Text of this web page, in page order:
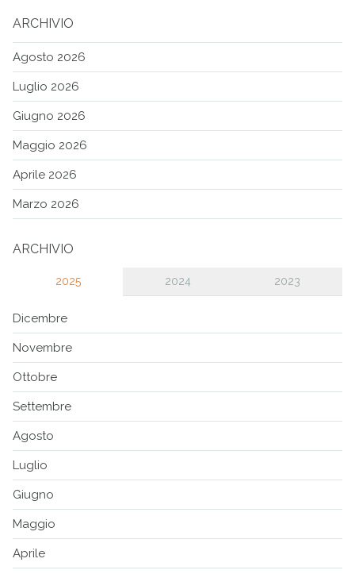
ARCHIVIO
Agosto 2026
Luglio 2026
Giugno 2026
Maggio 2026
Aprile 2026
Marzo 2026
ARCHIVIO
2025 2024 2023
Dicembre
Novembre
Ottobre
Settembre
Agosto
Luglio
Giugno
Maggio
Aprile